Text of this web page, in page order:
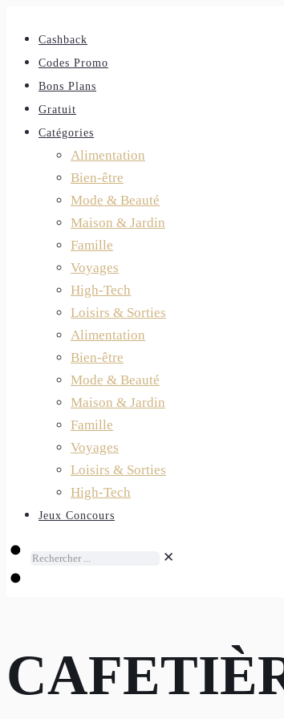
Cashback
Codes Promo
Bons Plans
Gratuit
Catégories
Alimentation
Bien-être
Mode & Beauté
Maison & Jardin
Famille
Voyages
High-Tech
Loisirs & Sorties
Alimentation
Bien-être
Mode & Beauté
Maison & Jardin
Famille
Voyages
Loisirs & Sorties
High-Tech
Jeux Concours
✕